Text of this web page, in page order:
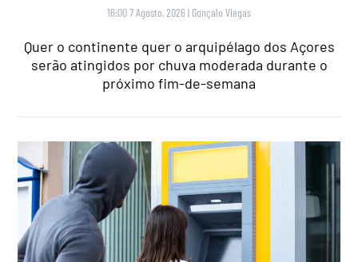
16:00 7 Agosto, 2026 | Gonçalo Viegas
Quer o continente quer o arquipélago dos Açores
serão atingidos por chuva moderada durante o
próximo fim-de-semana